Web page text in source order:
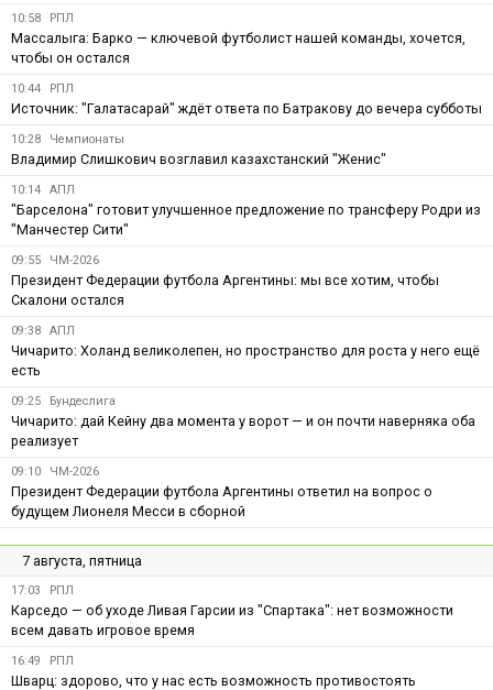
10:58 РПЛ
Массалыга: Барко — ключевой футболист нашей команды, хочется,
чтобы он остался
10:44 РПЛ
Источник: "Галатасарай" ждёт ответа по Батракову до вечера субботы
10:28 Чемпионаты
Владимир Слишкович возглавил казахстанский "Женис"
10:14 АПЛ
"Барселона" готовит улучшенное предложение по трансферу Родри из
"Манчестер Сити"
09:55 ЧМ-2026
Президент Федерации футбола Аргентины: мы все хотим, чтобы
Скалони остался
09:38 АПЛ
Чичарито: Холанд великолепен, но пространство для роста у него ещё
есть
09:25 Бундеслига
Чичарито: дай Кейну два момента у ворот — и он почти наверняка оба
реализует
09:10 ЧМ-2026
Президент Федерации футбола Аргентины ответил на вопрос о
будущем Лионеля Месси в сборной
7 августа, пятница
17:03 РПЛ
Карседо — об уходе Ливая Гарсии из "Спартака": нет возможности
всем давать игровое время
16:49 РПЛ
Шварц: здорово, что у нас есть возможность противостоять